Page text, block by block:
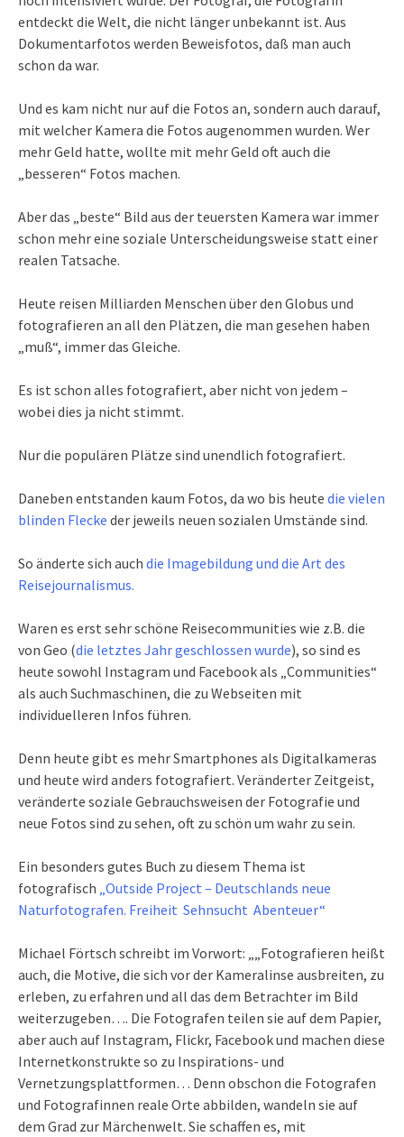
entdeckt die Welt, die nicht länger unbekannt ist. Aus
Dokumentarfotos werden Beweisfotos, daß man auch
schon da war.
Und es kam nicht nur auf die Fotos an, sondern auch darauf,
mit welcher Kamera die Fotos augenommen wurden. Wer
mehr Geld hatte, wollte mit mehr Geld oft auch die
„besseren“ Fotos machen.
Aber das „beste“ Bild aus der teuersten Kamera war immer
schon mehr eine soziale Unterscheidungsweise statt einer
realen Tatsache.
Heute reisen Milliarden Menschen über den Globus und
fotografieren an all den Plätzen, die man gesehen haben
„muß“, immer das Gleiche.
Es ist schon alles fotografiert, aber nicht von jedem –
wobei dies ja nicht stimmt.
Nur die populären Plätze sind unendlich fotografiert.
Daneben entstanden kaum Fotos, da wo bis heute die vielen
blinden Flecke der jeweils neuen sozialen Umstände sind.
So änderte sich auch die Imagebildung und die Art des
Reisejournalismus.
Waren es erst sehr schöne Reisecommunities wie z.B. die
von Geo (die letztes Jahr geschlossen wurde), so sind es
heute sowohl Instagram und Facebook als „Communities“
als auch Suchmaschinen, die zu Webseiten mit
individuelleren Infos führen.
Denn heute gibt es mehr Smartphones als Digitalkameras
und heute wird anders fotografiert. Veränderter Zeitgeist,
veränderte soziale Gebrauchsweisen der Fotografie und
neue Fotos sind zu sehen, oft zu schön um wahr zu sein.
Ein besonders gutes Buch zu diesem Thema ist
fotografisch „Outside Project – Deutschlands neue
Naturfotografen. Freiheit  Sehnsucht  Abenteuer“
Michael Förtsch schreibt im Vorwort: „„Fotografieren heißt
auch, die Motive, die sich vor der Kameralinse ausbreiten, zu
erleben, zu erfahren und all das dem Betrachter im Bild
weiterzugeben…. Die Fotografen teilen sie auf dem Papier,
aber auch auf Instagram, Flickr, Facebook und machen diese
Internetkonstrukte so zu Inspirations- und
Vernetzungsplattformen… Denn obschon die Fotografen
und Fotografinnen reale Orte abbilden, wandeln sie auf
dem Grad zur Märchenwelt. Sie schaffen es, mit